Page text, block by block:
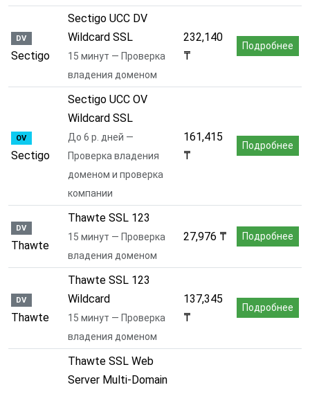
DV
Sectigo
Sectigo UCC DV
Wildcard SSL
15 минут — Проверка
владения доменом
232,140
₸
Подробнее
OV
Sectigo
Sectigo UCC OV
Wildcard SSL
До 6 р. дней —
Проверка владения
доменом и проверка
компании
161,415
₸
Подробнее
DV
Thawte
Thawte SSL 123
15 минут — Проверка
владения доменом
27,976 ₸ Подробнее
DV
Thawte
Thawte SSL 123
Wildcard
15 минут — Проверка
владения доменом
137,345
₸
Подробнее
Thawte SSL Web
Server Multi-Domain